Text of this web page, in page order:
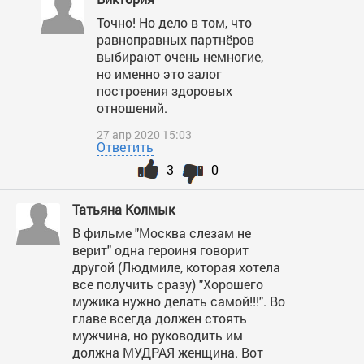
Точно! Но дело в том, что
равноправных партнёров
выбирают очень немногие,
но именно это залог
построения здоровых
отношений.
27 апр 2020 15:03
Ответить
0
3
Татьяна Колмык
В фильме "Москва слезам не
верит" одна героиня говорит
другой (Людмиле, которая хотела
все получить сразу) "Хорошего
мужика нужно делать самой!!!". Во
главе всегда должен стоять
мужчина, но руководить им
должна МУДРАЯ женщина. Вот